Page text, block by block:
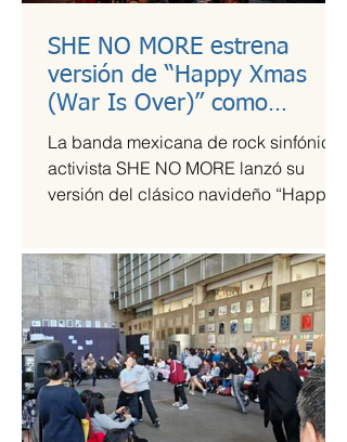
SHE NO MORE estrena
versión de “Happy Xmas
(War Is Over)” como
llamado a la empatía en
tiempos de guerra
La banda mexicana de rock sinfónico
activista SHE NO MORE lanzó su
versión del clásico navideño “Happy
transforma el himno pacifista en un
arreglo metal sinfónico que mantiene
su esencia esperanzadora, pero con la
potencia característica del grupo.